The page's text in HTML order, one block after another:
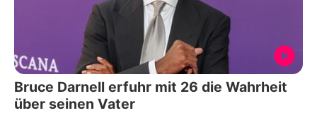
Bruce Darnell erfuhr mit 26 die Wahrheit
über seinen Vater